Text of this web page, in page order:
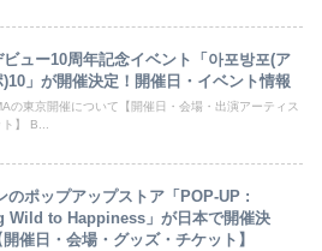
ビュー10周年記念イベント「아포방포(ア
」が開催決定！開催日・イベント情報
の東京開催について【開催日・会場・出演アーティス
】 B...
のポップアップストア「POP-UP :
Wild to Happiness」が日本で開催決
催日・会場・グッズ・チケット】